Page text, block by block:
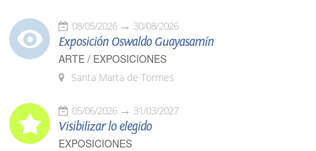
08/05/2026 30/08/2026
Exposición Oswaldo Guayasamín
ARTE / EXPOSICIONES
Santa Marta de Tormes
05/06/2026 31/03/2027
Visibilizar lo elegido
EXPOSICIONES